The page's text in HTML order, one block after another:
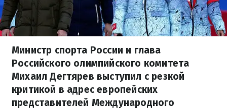
Министр спорта России и глава
Российского олимпийского комитета
Михаил Дегтярев выступил с резкой
критикой в адрес европейских
представителей Международного